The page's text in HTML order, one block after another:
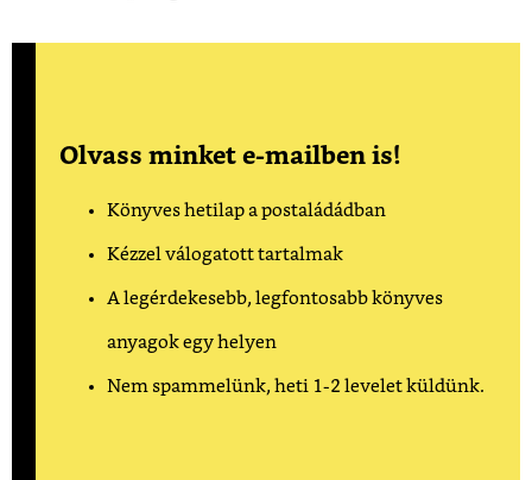
Olvass minket e-mailben is!
Könyves hetilap a postaládádban
Kézzel válogatott tartalmak
A legérdekesebb, legfontosabb könyves
anyagok egy helyen
Nem spammelünk, heti 1-2 levelet küldünk.